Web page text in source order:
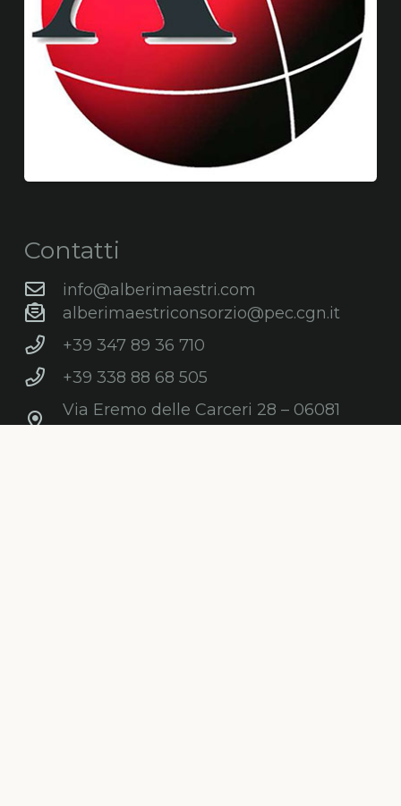
Contatti
info@alberimaestri.com
alberimaestriconsorzio@pec.cgn.it
+39 347 89 36 710
+39 338 88 68 505
Via Eremo delle Carceri 28 – 06081